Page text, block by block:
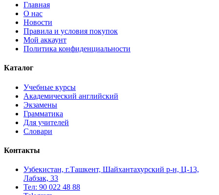
Главная
О нас
Новости
Правила и условия покупок
Мой аккаунт
Политика конфиденциальности
Каталог
Учебные курсы
Академический английский
Экзамены
Грамматика
Для учителей
Словари
Контакты
Узбекистан, г.Ташкент, Шайхантахурский р-н, Ц-13,
Лабзак, 33
Тел: 90 022 48 88